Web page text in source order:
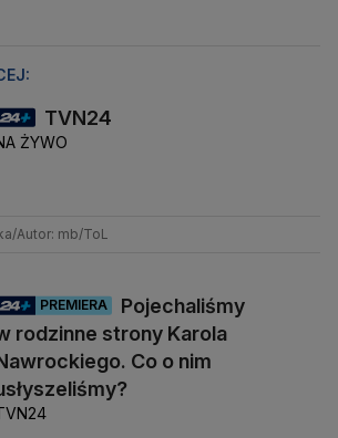
TVN24
ŻYWO
Autor: mb/ToL
PREMIERA
Pojechaliśmy
rodzinne strony Karola
Co o nim